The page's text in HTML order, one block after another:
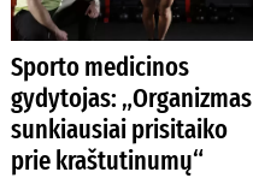
Sporto medicinos
gydytojas: „Organizmas
sunkiausiai prisitaiko
prie kraštutinumų“